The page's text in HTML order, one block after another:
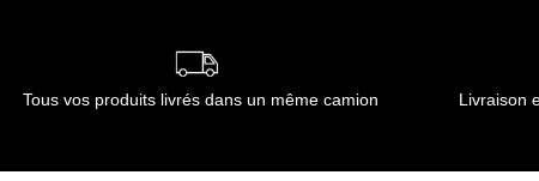
Tous vos produits livrés dans un même camion Livraison